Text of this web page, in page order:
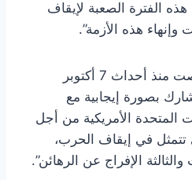
الفترة الصعبة لإيقاف
هذه الأزمة”.
وشدد على أن “مصر حرصت منذ أحداث 7 أكتوبر
بصورة إيجابية مع
المتحدة الأمريكية من أجل
تتمثل في إيقاف الحرب،
الإفراج عن الرهائن”.